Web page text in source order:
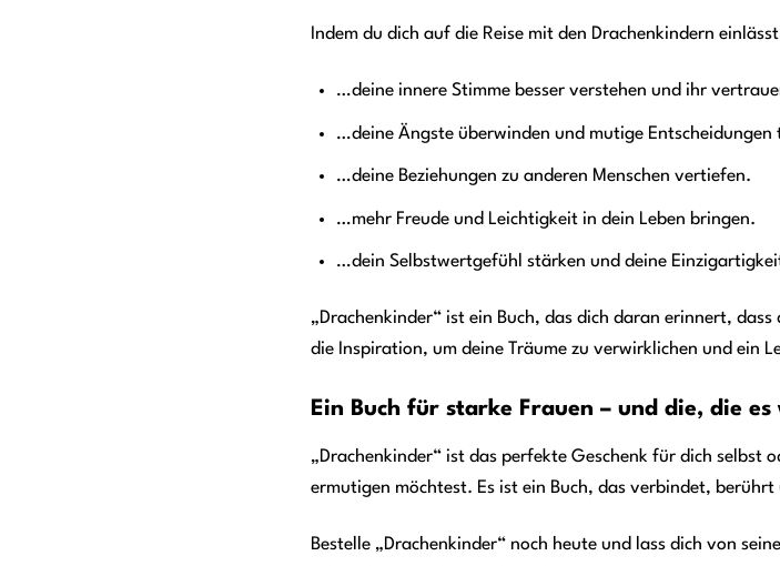
Indem du dich auf die Reise mit den Drachenkindern
…deine innere Stimme besser verstehen und ihr
…deine Ängste überwinden und mutige Entscheidungen
…deine Beziehungen zu anderen Menschen vertiefen.
…mehr Freude und Leichtigkeit in dein Leben bringen.
…dein Selbstwertgefühl stärken und deine
„Drachenkinder“ ist ein Buch, das dich daran erinnert,
die Inspiration, um deine Träume zu verwirklichen und ein
Ein Buch für starke Frauen – und die, die
„Drachenkinder“ ist das perfekte Geschenk für dich selbst
ermutigen möchtest. Es ist ein Buch, das verbindet,
Bestelle „Drachenkinder“ noch heute und lass dich von